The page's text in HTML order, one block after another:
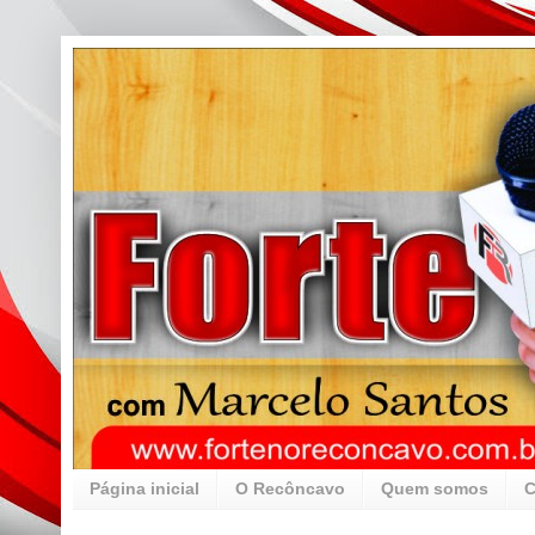
Página inicial O Recôncavo Quem somos